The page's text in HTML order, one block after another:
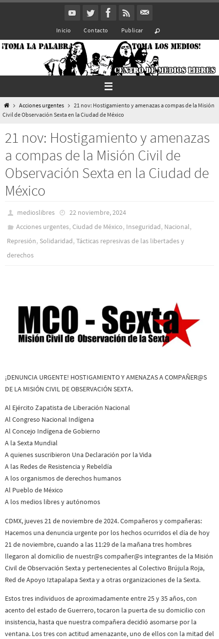
Inicio Contacto Publicar
InicioAcciones urgentes
21 nov: Hostigamiento y amenazas a compas de la Misión
Civil de Observación Sexta en la Ciudad de México
21 nov: Hostigamiento y amenazas
a compas de la Misión Civil de
Observación Sexta en la Ciudad de
México
medioslibres
22 noviembre, 2024
Acciones urgentes,Ciudad de México, Inseguridad, Nacional,
Represión, Solidaridad, Tácticas represivas de las libertades y
derechos
¡DENUNCIA URGENTE! HOSTIGAMIENTO Y AMENAZAS A COMPAÑER@S
DE LA MISIÓN CIVIL DE OBSERVACIÓN SEXTA.
Al Ejército Zapatista de Liberación Nacional
Al Congreso Nacional Indígena
Al Concejo Indígena de Gobierno
A la Sexta Mundial
A quienes suscribieron Una Declaración por la Vida
A las Redes de Resistencia y Rebeldía
A los organismos de derechos humanos
Al Pueblo de México
A los medios libres y autónomos
CDMX, jueves 21 de noviembre de 2024. Compañeros y compañeras:
Hacemos una denuncia urgente por los hechos ocurridos el día de hoy
21 de noviembre, cuando a las 11:29 de la mañana tres hombres
llegaron al domicilio de nuestr@s compañer@s integrantes de la Misión
Civil de Observación Sexta y pertenecientes al Colectivo Brújula Roja,
Red de Apoyo Iztapalapa Sexta y a otras organizaciones de la Sexta.
Estos tres individuos de aproximadamente entre 25 y 35 años, con
acento del estado de Guerrero, tocaron la puerta de su domicilio con
insistencia, hasta que nuestra compañera decidió asomarse por la
ventana. Los tres con actitud amenazante, uno de ellos con la mitad del